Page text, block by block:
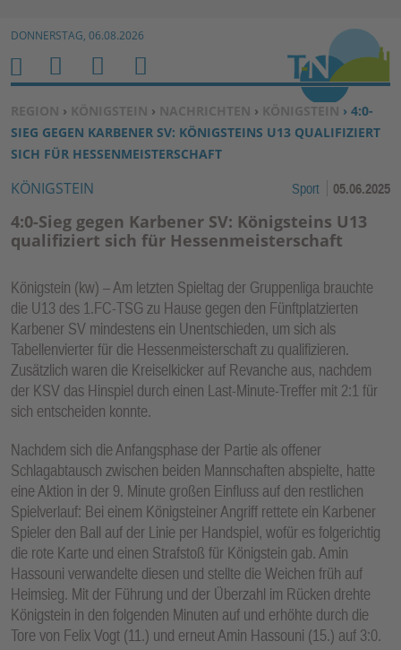
Zum Inhalt springen ↓
DONNERSTAG, 06.08.2026
SIE BEFINDEN SICH HIER:
REGION › KÖNIGSTEIN › NACHRICHTEN › KÖNIGSTEIN › 4:0-
SIEG GEGEN KARBENER SV: KÖNIGSTEINS U13 QUALIFIZIERT
SICH FÜR HESSENMEISTERSCHAFT
KÖNIGSTEIN Sport 05.06.2025
4:0-Sieg gegen Karbener SV: Königsteins U13
qualifiziert sich für Hessenmeisterschaft
Königstein (kw) – Am letzten Spieltag der Gruppenliga brauchte
die U13 des 1.FC-TSG zu Hause gegen den Fünftplatzierten
Karbener SV mindestens ein Unentschieden, um sich als
Tabellenvierter für die Hessenmeisterschaft zu qualifizieren.
Zusätzlich waren die Kreiselkicker auf Revanche aus, nachdem
der KSV das Hinspiel durch einen Last-Minute-Treffer mit 2:1 für
sich entscheiden konnte.
Nachdem sich die Anfangsphase der Partie als offener
Schlagabtausch zwischen beiden Mannschaften abspielte, hatte
eine Aktion in der 9. Minute großen Einfluss auf den restlichen
Spielverlauf: Bei einem Königsteiner Angriff rettete ein Karbener
Spieler den Ball auf der Linie per Handspiel, wofür es folgerichtig
die rote Karte und einen Strafstoß für Königstein gab. Amin
Hassouni verwandelte diesen und stellte die Weichen früh auf
Heimsieg. Mit der Führung und der Überzahl im Rücken drehte
Königstein in den folgenden Minuten auf und erhöhte durch die
Tore von Felix Vogt (11.) und erneut Amin Hassouni (15.) auf 3:0.
H
O
M
E
M
E
N
U
S
U
C
H
E
N
B
E
N
U
E
R
U
N
K
TI
O
N
E
N